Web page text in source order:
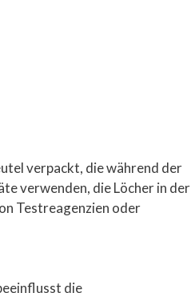
verpackt, die während der
verwenden, die Löcher in der
Testreagenzien oder
die